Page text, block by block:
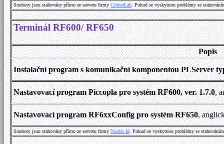
Soubory jsou stahovány přímo ze serveru firmyCipherLab. Pokud se vyskytnou problémy se
Terminál RF600/ RF650
Popis
Instalační program s komunikační komponentou PLServer
Nastavovací program Piccopla pro systém RF600, ver. 1.7.0,
Nastavovací program RF6xxConfig pro systém RF650,
Soubory jsou stahovány přímo ze serveru firmyNordic Id. Pokud se vyskytnou problémy se